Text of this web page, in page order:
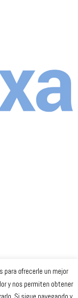
2023
para ofrecerle un mejor
y nos permiten obtener